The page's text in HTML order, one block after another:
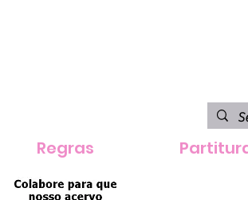
Regras